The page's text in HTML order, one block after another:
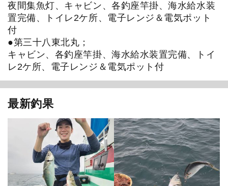
夜間集魚灯、キャビン、各釣座竿掛、海水給水装
置完備、トイレ2ケ所、電子レンジ＆電気ポット
付
●第三十八東北丸；
キャビン、各釣座竿掛、海水給水装置完備、トイ
レ2ケ所、電子レンジ＆電気ポット付
最新釣果
1 /20